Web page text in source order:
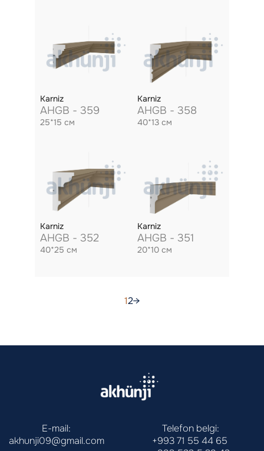
Karniz
AHGB - 359
25*15 см
Karniz
AHGB - 358
40*13 см
Karniz
AHGB - 352
40*25 см
Karniz
AHGB - 351
20*10 см
12→
E-mail:
akhunji09@gmail.com
Telefon belgi:
+993 71 55 44 65